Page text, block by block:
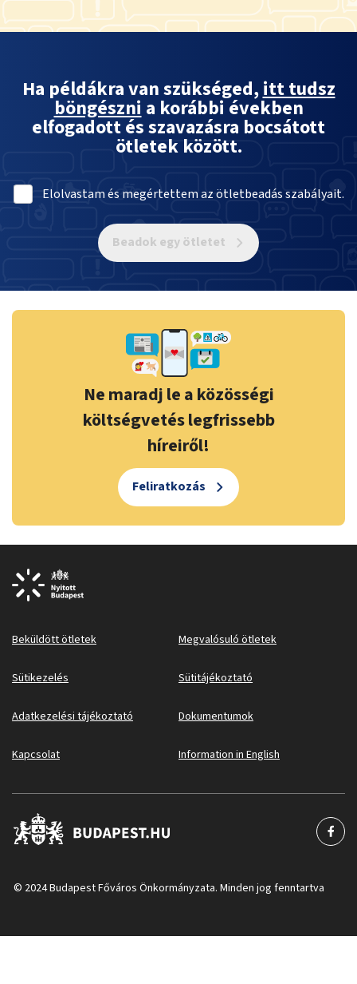
Ha példákra van szükséged,itt tudsz
böngésznia korábbi években
elfogadott és szavazásra bocsátott
ötletek között.
Elolvastam és megértettem az ötletbeadás szabályait.
Beadok egy ötletet
Ne maradj le a közösségi
költségvetés legfrissebb
híreiről!
Feliratkozás
Beküldött ötletek Megvalósuló ötletek
Sütikezelés Sütitájékoztató
Adatkezelési tájékoztató Dokumentumok
Kapcsolat Information in English
© 2024 Budapest Főváros Önkormányzata. Minden jog fenntartva